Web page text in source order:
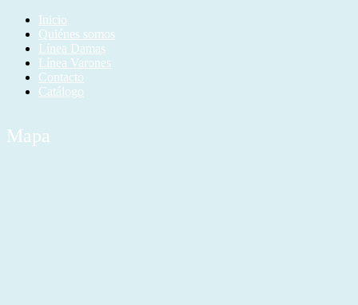
Inicio
Quiénes somos
Línea Damas
Línea Varones
Contacto
Catálogo
Mapa